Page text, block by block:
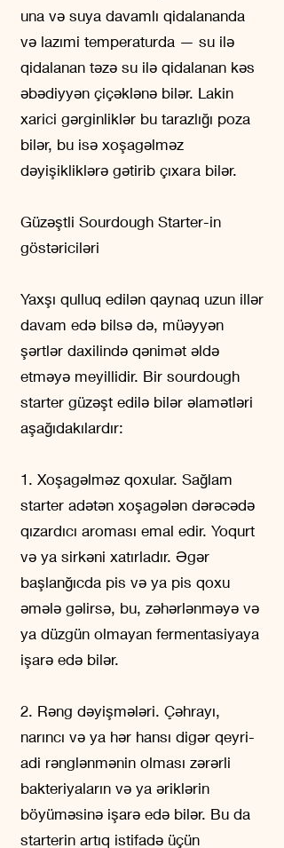
una və suya davamlı qidalananda
və lazımi temperaturda — su ilə
qidalanan təzə su ilə qidalanan kəs
əbədiyyən çiçəklənə bilər. Lakin
xarici gərginliklər bu tarazlığı poza
bilər, bu isə xoşagəlməz
dəyişikliklərə gətirib çıxara bilər.
Güzəştli Sourdough Starter-in
göstəriciləri
Yaxşı qulluq edilən qaynaq uzun illər
davam edə bilsə də, müəyyən
şərtlər daxilində qənimət əldə
etməyə meyillidir. Bir sourdough
starter güzəşt edilə bilər əlamətləri
aşağıdakılardır:
1. Xoşagəlməz qoxular. Sağlam
starter adətən xoşagələn dərəcədə
qızardıcı aroması emal edir. Yoqurt
və ya sirkəni xatırladır. Əgər
başlanğıcda pis və ya pis qoxu
əmələ gəlirsə, bu, zəhərlənməyə və
ya düzgün olmayan fermentasiyaya
işarə edə bilər.
2. Rəng dəyişmələri. Çəhrayı,
narıncı və ya hər hansı digər qeyri-
adi rənglənmənin olması zərərli
bakteriyaların və ya əriklərin
böyüməsinə işarə edə bilər. Bu da
starterin artıq istifadə üçün